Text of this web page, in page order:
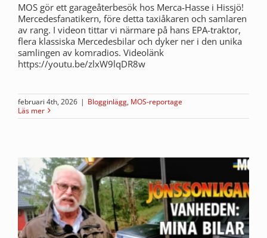
MOS gör ett garageåterbesök hos Merca-Hasse i Hissjö!
Mercedesfanatikern, före detta taxiåkaren och samlaren
av rang. I videon tittar vi närmare på hans EPA-traktor,
flera klassiska Mercedesbilar och dyker ner i den unika
samlingen av komradios. Videolänk
https://youtu.be/zlxW9lqDR8w
februari 4th, 2026 | Blogginlägg, MOS-reportage
Läs mer